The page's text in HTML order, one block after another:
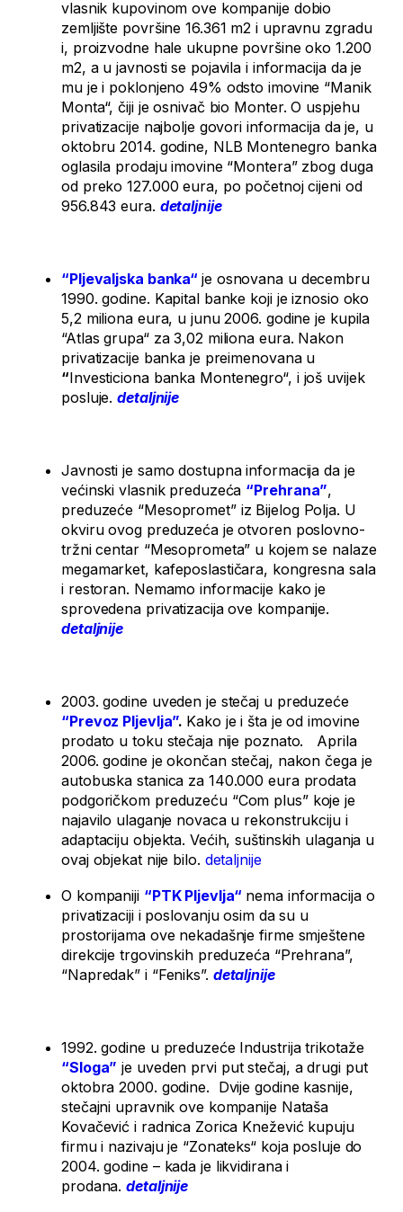
vlasnik kupovinom ove kompanije dobio
zemljište površine 16.361 m2 i upravnu zgradu
i, proizvodne hale ukupne površine oko 1.200
m2, a u javnosti se pojavila i informacija da je
mu je i poklonjeno 49% odsto imovine “Manik
Monta“, čiji je osnivač bio Monter. O uspjehu
privatizacije najbolje govori informacija da je, u
oktobru 2014. godine, NLB Montenegro banka
oglasila prodaju imovine “Montera” zbog duga
od preko 127.000 eura, po početnoj cijeni od
956.843 eura. detaljnije
“Pljevaljska banka“je osnovana u decembru
1990. godine. Kapital banke koji je iznosio oko
5,2 miliona eura, u junu 2006. godine je kupila
“Atlas grupa“ za 3,02 miliona eura. Nakon
privatizacije banka je preimenovana u
“Investiciona banka Montenegro“, i još uvijek
posluje.detaljnije
Javnosti je samo dostupna informacija da je
većinski vlasnik preduzeća “Prehrana”,
preduzeće “Mesopromet” iz Bijelog Polja. U
okviru ovog preduzeća je otvoren poslovno-
tržni centar “Mesoprometa” u kojem se nalaze
megamarket, kafeposlastičara, kongresna sala
i restoran. Nemamo informacije kako je
sprovedena privatizacija ove kompanije.
detaljnije
2003. godine uveden je stečaj u preduzeće
“Prevoz Pljevlja”. Kako je i šta je od imovine
prodato u toku stečaja nije poznato. Aprila
2006. godine je okončan stečaj, nakon čega je
autobuska stanica za 140.000 eura prodata
podgoričkom preduzeću “Com plus” koje je
najavilo ulaganje novaca u rekonstrukciju i
adaptaciju objekta. Većih, suštinskih ulaganja u
ovaj objekat nije bilo. detaljnije
O kompaniji “PTK Pljevlja“ nema informacija o
privatizaciji i poslovanju osim da su u
prostorijama ove nekadašnje firme smještene
direkcije trgovinskih preduzeća “Prehrana”,
“Napredak” i “Feniks”. detaljnije
1992. godine u preduzeće Industrija trikotaže
“Sloga” je uveden prvi put stečaj, a drugi put
oktobra 2000. godine. Dvije godine kasnije,
stečajni upravnik ove kompanije Nataša
Kovačević i radnica Zorica Knežević kupuju
firmu i nazivaju je “Zonateks“ koja posluje do
2004. godine – kada je likvidirana i
prodana.detaljnije